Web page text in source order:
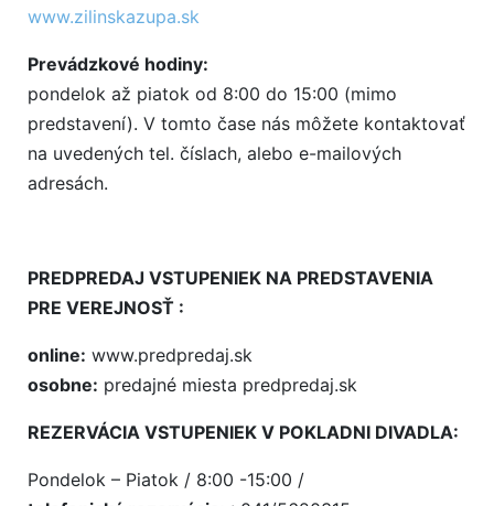
www.zilinskazupa.sk
Prevádzkové hodiny:
pondelok až piatok od 8:00 do 15:00 (mimo
predstavení). V tomto čase nás môžete kontaktovať
na uvedených tel. číslach, alebo e-mailových
adresách.
PREDPREDAJ VSTUPENIEK NA PREDSTAVENIA
PRE VEREJNOSŤ :
online: www.predpredaj.sk
osobne: predajné miesta predpredaj.sk
REZERVÁCIA VSTUPENIEK V POKLADNI DIVADLA:
Pondelok – Piatok / 8:00 -15:00 /